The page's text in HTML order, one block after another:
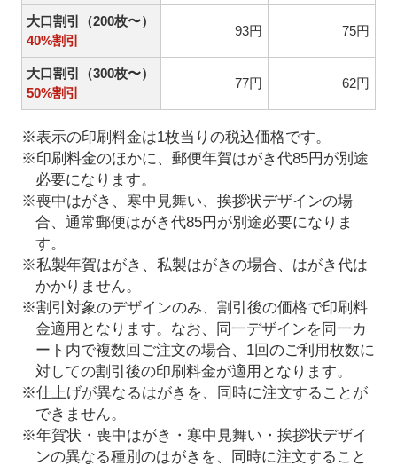
大口割引（200枚〜）
40%割引
93円 75円
大口割引（300枚〜）
50%割引
77円 62円
※表示の印刷料金は1枚当りの税込価格です。
※印刷料金のほかに、郵便年賀はがき代85円が別途
必要になります。
※喪中はがき、寒中見舞い、挨拶状デザインの場
合、通常郵便はがき代85円が別途必要になりま
す。
※私製年賀はがき、私製はがきの場合、はがき代は
かかりません。
※割引対象のデザインのみ、割引後の価格で印刷料
金適用となります。なお、同一デザインを同一カ
ート内で複数回ご注文の場合、1回のご利用枚数に
対しての割引後の印刷料金が適用となります。
※仕上げが異なるはがきを、同時に注文することが
できません。
※年賀状・喪中はがき・寒中見舞い・挨拶状デザイ
ンの異なる種別のはがきを、同時に注文すること